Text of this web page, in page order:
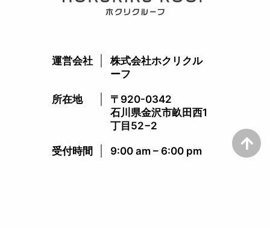
運営会社
株式会社ホクリクル
ーフ
所在地
〒920-0342
石川県金沢市畝田西1
丁目52−2
受付時間​ 9:00 am – 6:00 pm​